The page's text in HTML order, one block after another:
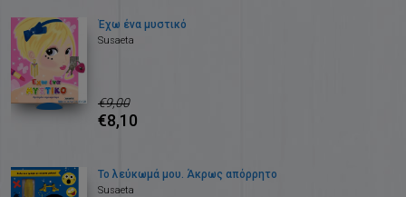
Έχω ένα μυστικό
Susaeta
€9,00
€8,10
Το λεύκωμά μου. Άκρως απόρρητο
Susaeta